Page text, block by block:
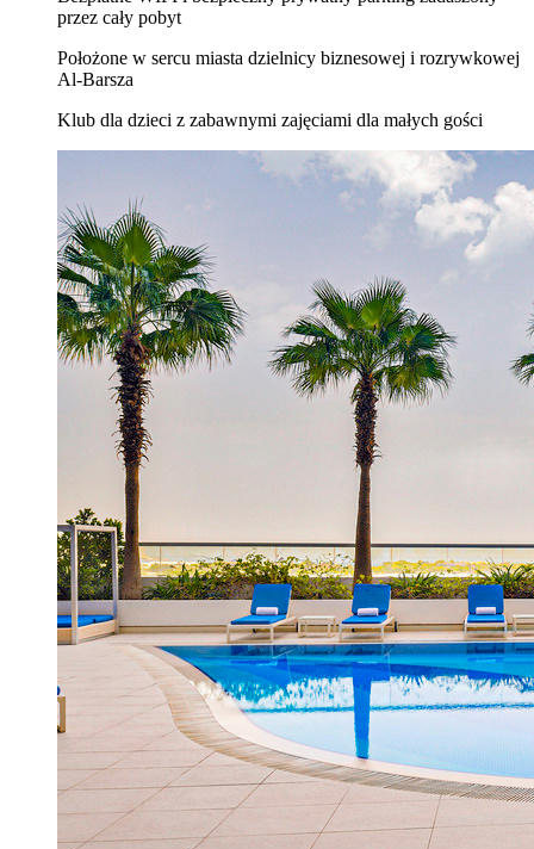
przez cały pobyt
Położone w sercu miasta dzielnicy biznesowej i rozrywkowej
Al-Barsza
Klub dla dzieci z zabawnymi zajęciami dla małych gości